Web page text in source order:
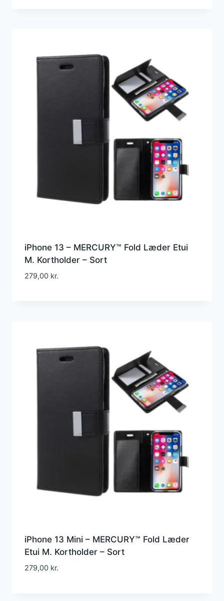
iPhone 13 – MERCURY™ Fold Læder Etui
M. Kortholder – Sort
279,00 kr.
iPhone 13 Mini – MERCURY™ Fold Læder
Etui M. Kortholder – Sort
279,00 kr.